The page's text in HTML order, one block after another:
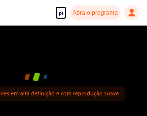
pt Abra o programa
em alta definição e com reprodução suave